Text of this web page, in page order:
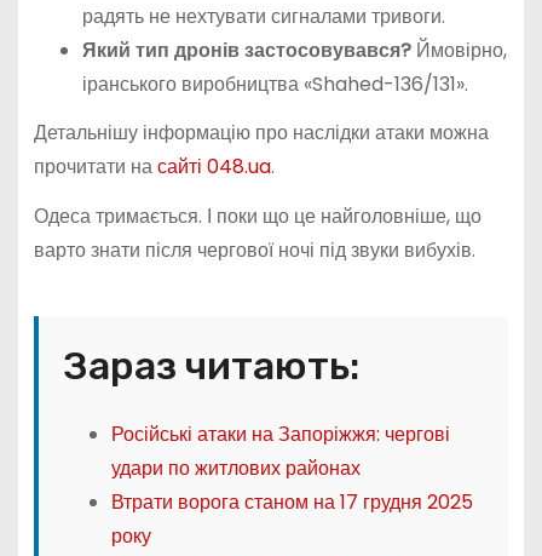
радять не нехтувати сигналами тривоги.
Який тип дронів застосовувався?Ймовірно,
іранського виробництва «Shahed-136/131».
Детальнішу інформацію про наслідки атаки можна
прочитати насайті 048.ua.
Одеса тримається. І поки що це найголовніше, що
варто знати після чергової ночі під звуки вибухів.
Зараз читають:
Російські атаки на Запоріжжя: чергові
удари по житлових районах
Втрати ворога станом на 17 грудня 2025
року